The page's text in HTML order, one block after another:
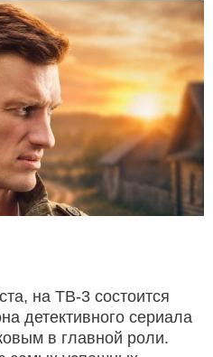
на ТВ-3 состоится
детективного сериала
в главной роли.